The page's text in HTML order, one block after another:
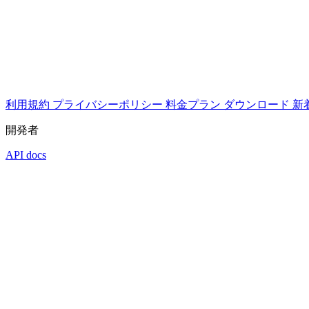
利用規約 プライバシーポリシー 料金プラン ダウンロード 新
開発者
API docs